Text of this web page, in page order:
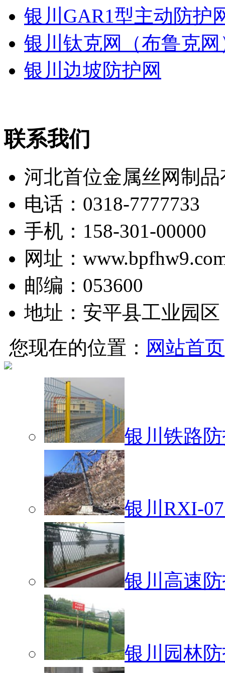
银川GAR1型主动防护
银川钛克网（布鲁克网
银川边坡防护网
联系我们
河北首位金属丝网制
电话：0318-7777733
手机：158-301-00000
网址：
邮编：053600
地址：安平县工业园区
您现在的位置： 网站首页
银川铁路
银川RXI-
银川高速
银川园林